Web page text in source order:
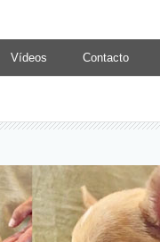
Vídeos Contacto